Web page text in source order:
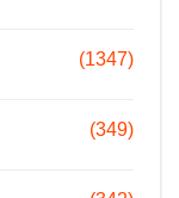
(1347)
(349)